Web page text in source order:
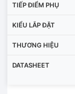
TIẾP ĐIỂM PHỤ
KIỂU LẮP ĐẶT
THƯƠNG HIỆU
DATASHEET